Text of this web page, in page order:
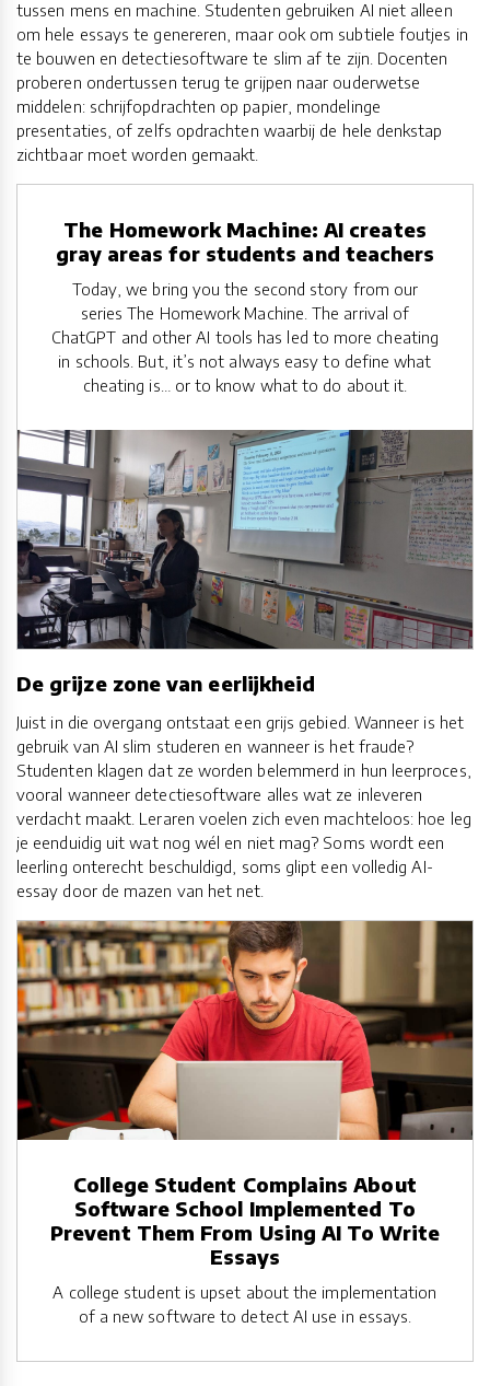
tussen mens en machine. Studenten gebruiken AI niet alleen
om hele essays te genereren, maar ook om subtiele foutjes in
te bouwen en detectiesoftware te slim af te zijn. Docenten
proberen ondertussen terug te grijpen naar ouderwetse
middelen: schrijfopdrachten op papier, mondelinge
presentaties, of zelfs opdrachten waarbij de hele denkstap
zichtbaar moet worden gemaakt.
The Homework Machine: AI creates
gray areas for students and teachers
Today, we bring you the second story from our
series The Homework Machine. The arrival of
ChatGPT and other AI tools has led to more cheating
in schools. But, it’s not always easy to define what
cheating is… or to know what to do about it.
De grijze zone van eerlijkheid
Juist in die overgang ontstaat een grijs gebied. Wanneer is het
gebruik van AI slim studeren en wanneer is het fraude?
Studenten klagen dat ze worden belemmerd in hun leerproces,
vooral wanneer detectiesoftware alles wat ze inleveren
verdacht maakt. Leraren voelen zich even machteloos: hoe leg
je eenduidig uit wat nog wél en niet mag? Soms wordt een
leerling onterecht beschuldigd, soms glipt een volledig AI-
essay door de mazen van het net.
College Student Complains About
Software School Implemented To
Prevent Them From Using AI To Write
Essays
A college student is upset about the implementation
of a new software to detect AI use in essays.